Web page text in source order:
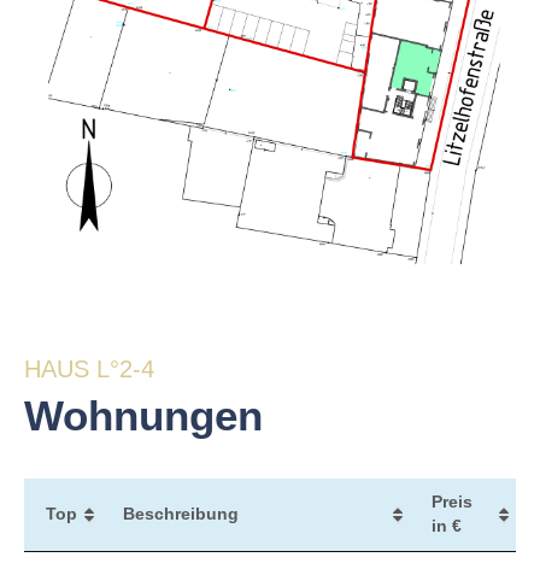
HAUS L°2-4
Wohnungen
Top Beschreibung
Preis
in €